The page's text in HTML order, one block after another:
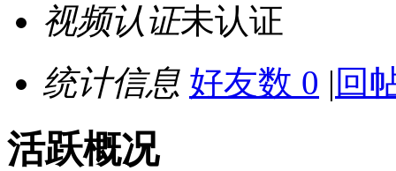
视频认证未认证
统计信息 好友数 0 | 回
活跃概况